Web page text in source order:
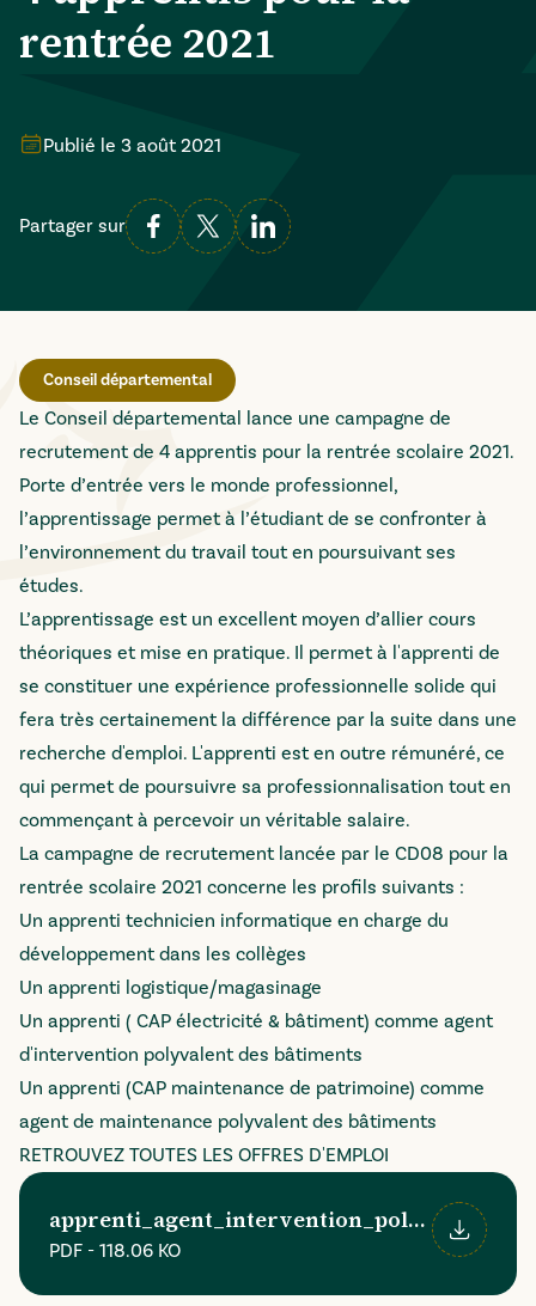
rentrée 2021
Publié le 3 août 2021
Partager sur
Conseil départemental
Le Conseil départemental lance une campagne de
recrutement de 4 apprentis pour la rentrée scolaire 2021.
Porte d’entrée vers le monde professionnel,
l’apprentissage permet à l’étudiant de se confronter à
l’environnement du travail tout en poursuivant ses
études.
L’apprentissage est un excellent moyen d’allier cours
théoriques et mise en pratique. Il permet à l'apprenti de
se constituer une expérience professionnelle solide qui
fera très certainement la différence par la suite dans une
recherche d'emploi. L'apprenti est en outre rémunéré, ce
qui permet de poursuivre sa professionnalisation tout en
commençant à percevoir un véritable salaire.
La campagne de recrutement lancée par le CD08 pour la
rentrée scolaire 2021 concerne les profils suivants :
Un apprenti technicien informatique en charge du
développement dans les collèges
Un apprenti logistique/magasinage
Un apprenti ( CAP électricité & bâtiment) comme agent
d'intervention polyvalent des bâtiments
Un apprenti (CAP maintenance de patrimoine) comme
agent de maintenance polyvalent des bâtiments
RETROUVEZ TOUTES LES OFFRES D'EMPLOI
PDF - 118.06 KO